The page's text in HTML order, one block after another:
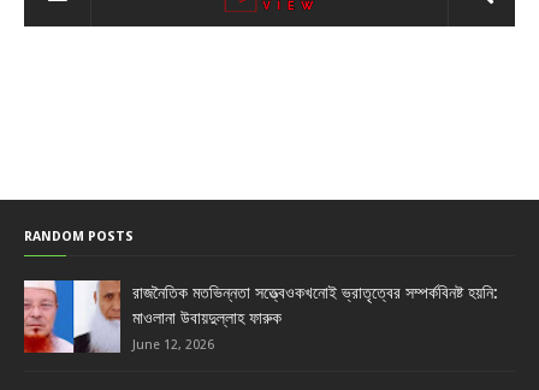
RANDOM POSTS
রাজনৈতিক মতভিন্নতা সত্ত্বেওকখনোই ভ্রাতৃত্বের সম্পর্কবিনষ্ট হয়নি:
মাওলানা উবায়দুল্লাহ ফারুক
June 12, 2026